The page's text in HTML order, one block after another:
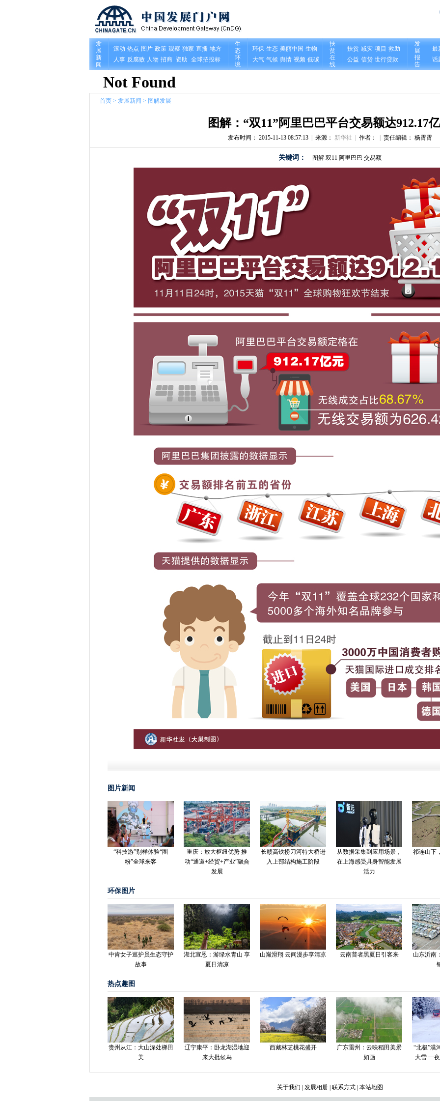
首页 > 发展新闻 > 图解发展
图解：“双11”阿里巴巴平台交易额达912.17
发布时间： 2015-11-13 08:57:13 来源： 新华社 作者： 责任编辑： 杨霄霄
关键词： 图解 双11 阿里巴巴 交易额